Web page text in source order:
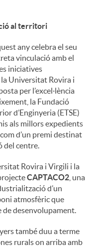
al territori
any celebra el seu
vinculació amb el
iniciatives
Universitat Rovira i
per l’excel·lència
la Fundació
d’Enginyeria (ETSE)
als millors expedients
d’un premi destinat
del centre.
Rovira i Virgili i la
CAPTACO2 , una
d’un
atmosfèric que
de desenvolupament.
també duu a terme
rurals on arriba amb